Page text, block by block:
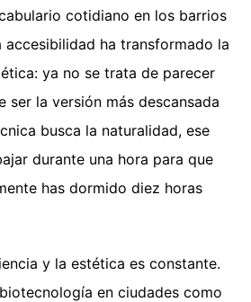
cotidiano en los barrios
accesibilidad ha transformado la
ya no se trata de parecer
ser la versión más descansada
busca la naturalidad, ese
durante una hora para que
has dormido diez horas
y la estética es constante.
en ciudades como